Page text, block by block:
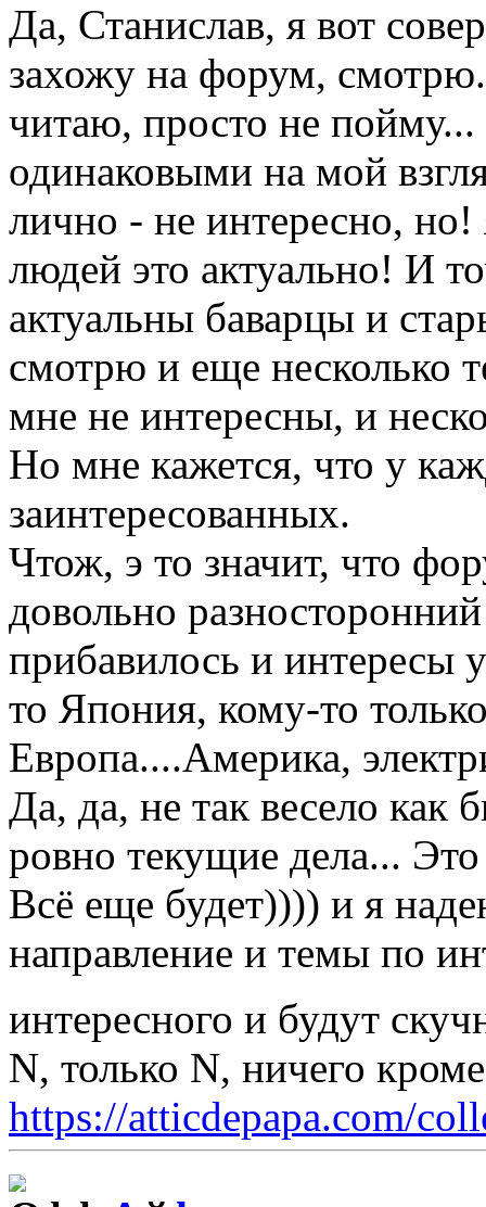
Да, Станислав, я вот
захожу на форум,
читаю, просто не
одинаковыми на мой
лично - не интересно,
людей это актуально! И
актуальны баварцы и
смотрю и еще несколько
мне не интересны, и
Но мне кажется, что у
заинтересованных.
Чтож, э то значит, что
довольно
прибавилось и интересы
то Япония, кому-то
Европа....Америка,
Да, да, не так весело как
ровно текущие дела...
Всё еще будет)))) и я
направление и темы по
интересного и будут
N, только N, ничего
https://atticdepapa.com/